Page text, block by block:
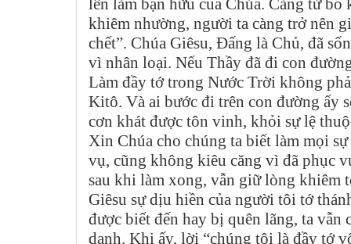
lên làm bạn hữu của Chúa. Càng từ
khiêm nhường, người ta càng trở nên
chết”. Chúa Giêsu, Đấng là Chủ, đã
vì nhân loại. Nếu Thầy đã đi con
Làm đầy tớ trong Nước Trời không
Kitô. Và ai bước đi trên con đường ấy
cơn khát được tôn vinh, khỏi sự lệ
Xin Chúa cho chúng ta biết làm mọi
vụ, cũng không kiêu căng vì đã phục
sau khi làm xong, vẫn giữ lòng khiêm
Giêsu sự dịu hiền của người tôi tớ
được biết đến hay bị quên lãng, ta
danh. Khi ấy, lời “chúng tôi là đầy tớ